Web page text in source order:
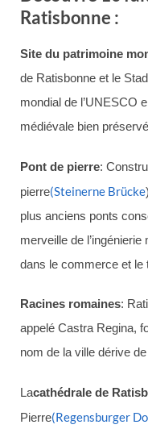
Ratisbonne :
Site du patrimoine
de Ratisbonne et le
mondial de l’UNESCO
médiévale bien
Pont de pierre:
pierre(Steinerne Brücke
plus anciens ponts
merveille de
dans le commerce et le
Racines romaines:
appelé Castra Regina,
nom de la ville dérive
Lacathédrale de
Pierre(Regensburger